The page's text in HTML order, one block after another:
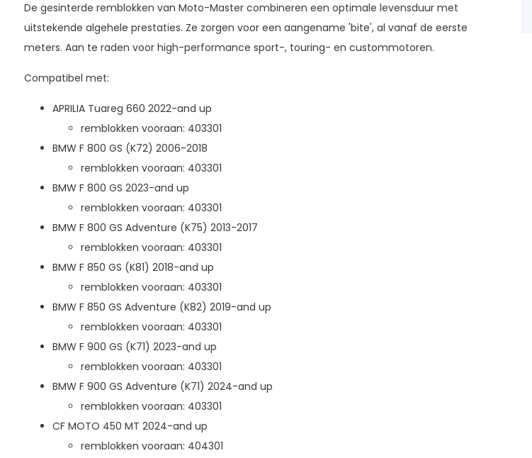
De gesinterde remblokken van Moto-Master combineren een optimale levensduur met
uitstekende algehele prestaties. Ze zorgen voor een aangename 'bite', al vanaf de eerste
meters. Aan te raden voor high-performance sport-, touring- en custommotoren.
Compatibel met:
APRILIA Tuareg 660 2022-and up
remblokken vooraan: 403301
BMW F 800 GS (K72) 2006-2018
remblokken vooraan: 403301
BMW F 800 GS 2023-and up
remblokken vooraan: 403301
BMW F 800 GS Adventure (K75) 2013-2017
remblokken vooraan: 403301
BMW F 850 GS (K81) 2018-and up
remblokken vooraan: 403301
BMW F 850 GS Adventure (K82) 2019-and up
remblokken vooraan: 403301
BMW F 900 GS (K71) 2023-and up
remblokken vooraan: 403301
BMW F 900 GS Adventure (K71) 2024-and up
remblokken vooraan: 403301
CF MOTO 450 MT 2024-and up
remblokken vooraan: 404301